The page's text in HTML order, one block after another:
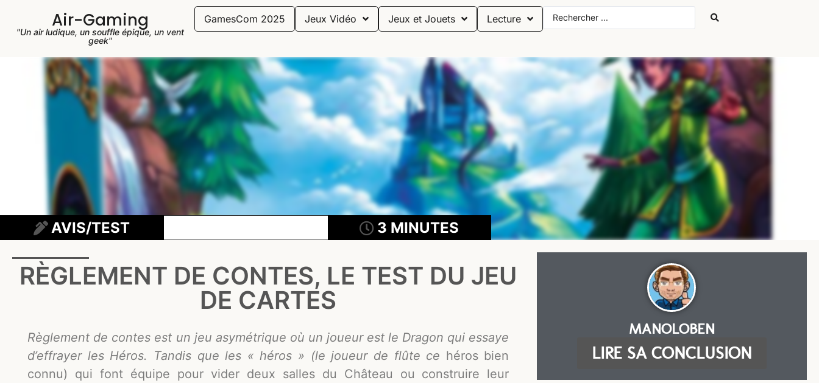
Air-Gaming
"Un air ludique, un souffle épique, un vent
geek"
GamesCom 2025 Jeux Vidéo Jeux et Jouets Lecture
AVIS/TEST 3 MINUTES
RÈGLEMENT DE CONTES, LE TEST DU JEU
DE CARTES
Règlement de contes est un jeu asymétrique où un joueur est le Dragon qui essaye
d’effrayer les Héros. Tandis que les « héros » (le joueur de flûte ce héros bien
connu) qui font équipe pour vider deux salles du Château ou construire leur
MANOLOBEN
LIRE SA CONCLUSION